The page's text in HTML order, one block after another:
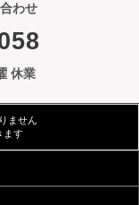
わせ
休業
ません
ます